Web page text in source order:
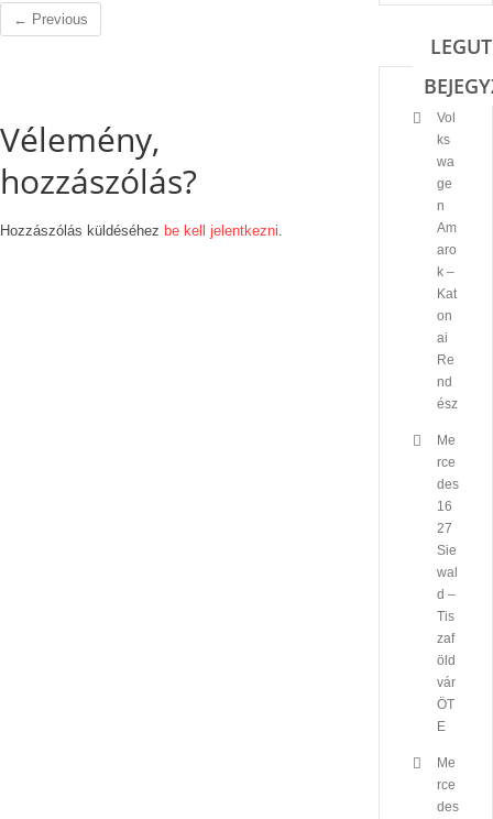
← Previous
Vélemény,
hozzászólás?
Hozzászólás küldéséhez be kell jelentkezni
Vol
ks
wa
ge
n
Am
aro
k –
Kat
on
ai
Re
nd
ész
Me
rce
des
16
27
Sie
wal
d –
Tis
zaf
öld
vár
ÖT
E
Me
rce
des